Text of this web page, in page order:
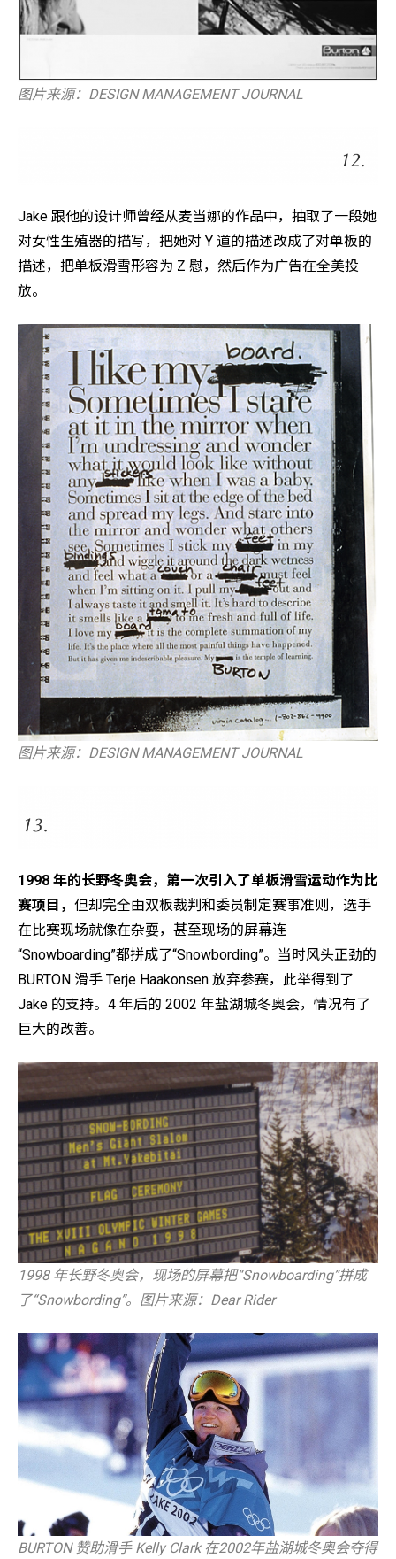
图片来源：DESIGN MANAGEMENT JOURNAL
Jake 跟他的设计师曾经从麦当娜的作品中，抽取了一段她
对女性生殖器的描写，把她对 Y 道的描述改成了对单板的
描述，把单板滑雪形容为 Z 慰，然后作为广告在全美投
放。
图片来源：DESIGN MANAGEMENT JOURNAL
1998 年的长野冬奥会，第一次引入了单板滑雪运动作为比
赛项目， 但却完全由双板裁判和委员制定赛事准则，选手
在比赛现场就像在杂耍，甚至现场的屏幕连
“Snowboarding”都拼成了“Snowbording”。当时风头正劲的
BURTON 滑手 Terje Haakonsen 放弃参赛，此举得到了
Jake 的支持。4 年后的 2002 年盐湖城冬奥会，情况有了
巨大的改善。
1998 年长野冬奥会，现场的屏幕把“Snowboarding”拼成
了“Snowbording”。图片来源：Dear Rider
BURTON 赞助滑手 Kelly Clark 在2002年盐湖城冬奥会夺得